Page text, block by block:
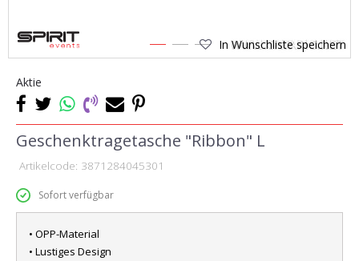
1 2 3 In Wunschliste speichern
Aktie
Geschenktragetasche "Ribbon" L
Artikelcode: 3871284045301
Sofort verfügbar
• OPP-Material
• Lustiges Design